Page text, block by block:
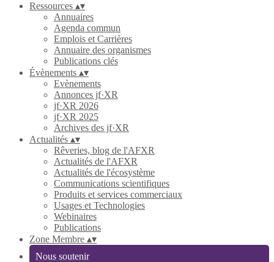
Ressources ▴▾
Annuaires
Agenda commun
Emplois et Carrières
Annuaire des organismes
Publications clés
Évènements ▴▾
Evènements
Annonces jf·XR
jf·XR 2026
jf·XR 2025
Archives des jf·XR
Actualités ▴▾
Rêveries, blog de l'AFXR
Actualités de l'AFXR
Actualités de l'écosystème
Communications scientifiques
Produits et services commerciaux
Usages et Technologies
Webinaires
Publications
Zone Membre ▴▾
Nous soutenir